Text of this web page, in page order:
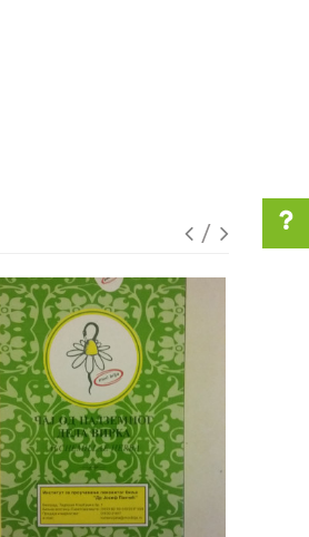
Pomoć pri kupovini
Za više informacija u
vezi online porudžbine
pišite nam:
customers@oazazdravlja.rs
ili pozovite:
+381631105804